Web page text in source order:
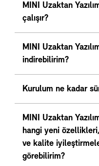
MINI Uzaktan
çalışır?
MINI Uzaktan
indirebilirim?
Kurulum ne kadar
MINI Uzaktan
hangi yeni
ve kalite
görebilirim?